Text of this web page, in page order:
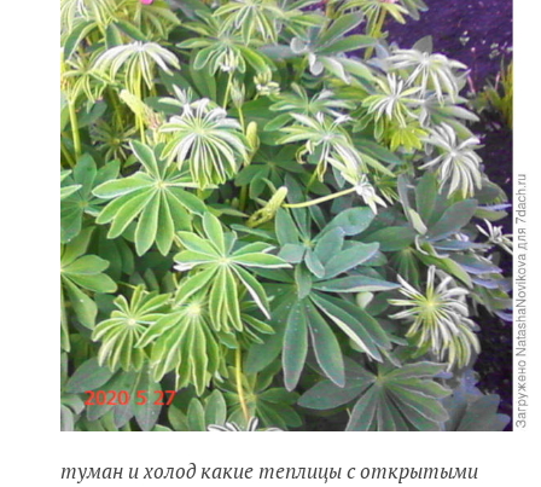
туман и холод какие теплицы с открытыми